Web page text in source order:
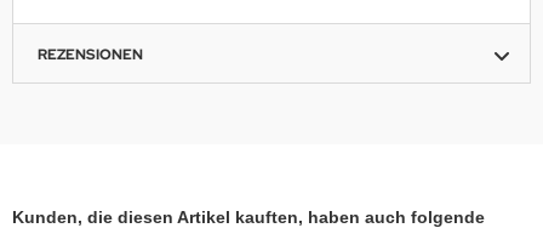
REZENSIONEN
Kunden, die diesen Artikel kauften, haben auch folgende